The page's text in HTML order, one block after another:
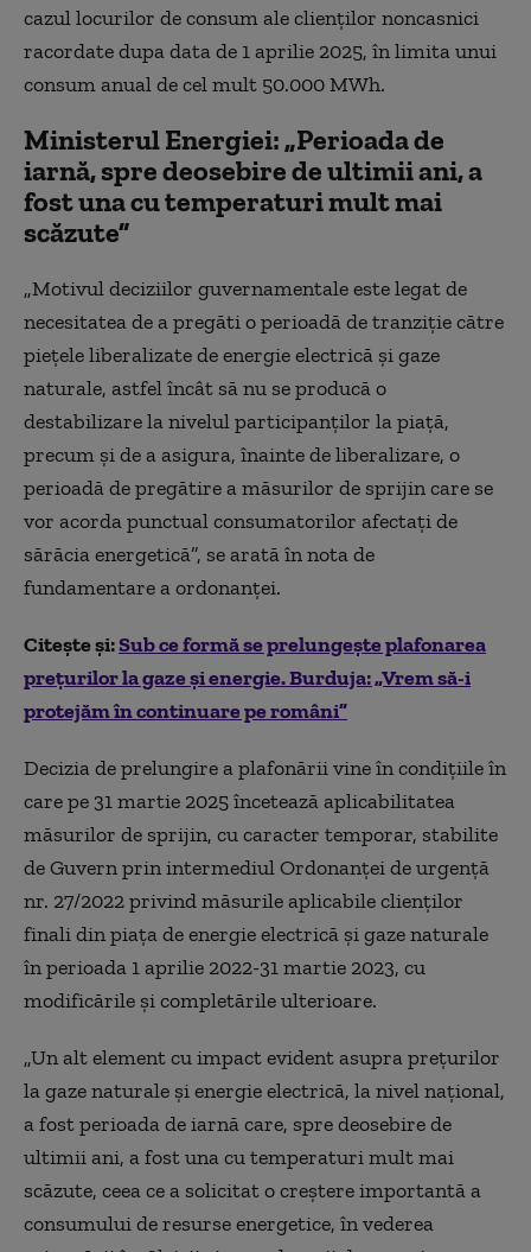
cazul locurilor de consum ale clienţilor noncasnici
racordate dupa data de 1 aprilie 2025, în limita unui
consum anual de cel mult 50.000 MWh.
Ministerul Energiei: „Perioada de
iarnă, spre deosebire de ultimii ani, a
fost una cu temperaturi mult mai
scăzute”
„Motivul deciziilor guvernamentale este legat de
necesitatea de a pregăti o perioadă de tranziție către
piețele liberalizate de energie electrică și gaze
naturale, astfel încât să nu se producă o
destabilizare la nivelul participanților la piață,
precum și de a asigura, înainte de liberalizare, o
perioadă de pregătire a măsurilor de sprijin care se
vor acorda punctual consumatorilor afectați de
sărăcia energetică”, se arată în nota de
fundamentare a ordonanței.
Citește și:Sub ce formă se prelungește plafonarea
prețurilor la gaze și energie. Burduja: „Vrem să-i
protejăm în continuare pe români”
Decizia de prelungire a plafonării vine în condițiile în
care pe 31 martie 2025 încetează aplicabilitatea
măsurilor de sprijin, cu caracter temporar, stabilite
de Guvern prin intermediul Ordonanţei de urgenţă
nr. 27/2022 privind măsurile aplicabile clienţilor
finali din piaţa de energie electrică şi gaze naturale
în perioada 1 aprilie 2022-31 martie 2023, cu
modificările și completările ulterioare.
„Un alt element cu impact evident asupra prețurilor
la gaze naturale și energie electrică, la nivel național,
a fost perioada de iarnă care, spre deosebire de
ultimii ani, a fost una cu temperaturi mult mai
scăzute, ceea ce a solicitat o creștere importantă a
consumului de resurse energetice, în vederea